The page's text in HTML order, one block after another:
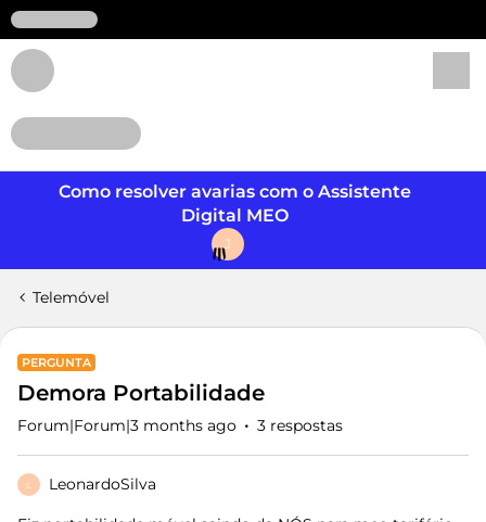
Como resolver avarias com o Assistente
Digital MEO
J
Telemóvel
PERGUNTA
Demora Portabilidade
Forum|Forum|3 months ago 3 respostas
L LeonardoSilva